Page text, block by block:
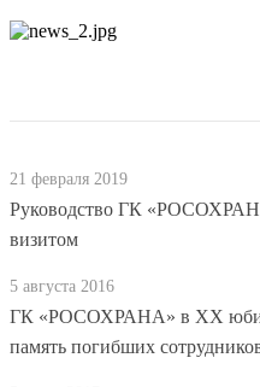
21 февраля 2019
Руководство ГК
визитом
5 августа 2016
ГК «РОСОХРАНА» в XX
память погибших